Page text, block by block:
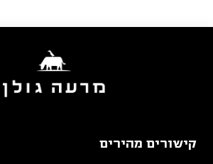
קישורים מהירים